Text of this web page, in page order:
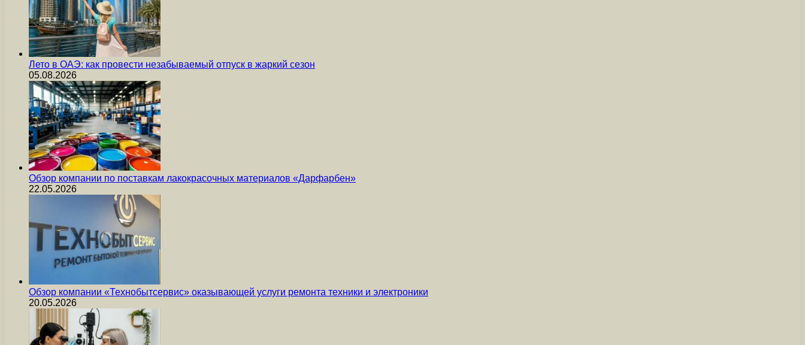
Лето в ОАЭ: как провести незабываемый отпуск в жаркий сезон
05.08.2026
Обзор компании по поставкам лакокрасочных материалов «Дарфарбен»
22.05.2026
Обзор компании «Технобытсервис» оказывающей услуги ремонта техники и электроники
20.05.2026